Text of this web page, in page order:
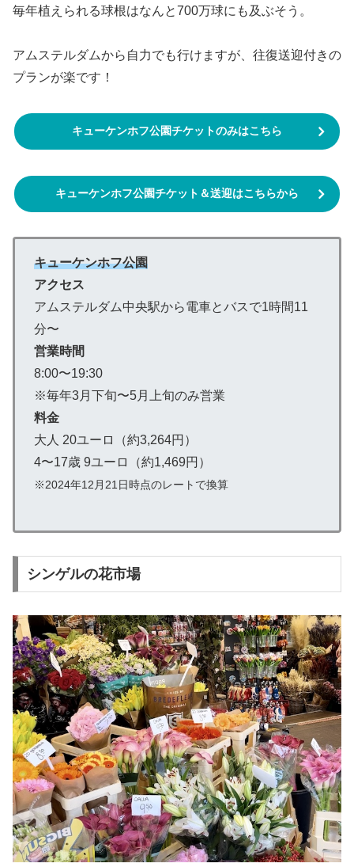
毎年植えられる球根はなんと700万球にも及ぶそう。
アムステルダムから自力でも行けますが、往復送迎付きの
プランが楽です！
キューケンホフ公園チケットのみはこちら
キューケンホフ公園チケット＆送迎はこちらから
キューケンホフ公園
アクセス
アムステルダム中央駅から電車とバスで1時間11
分〜
営業時間
8:00〜19:30
※毎年3月下旬〜5月上旬のみ営業
料金
大人 20ユーロ（約3,264円）
4〜17歳 9ユーロ（約1,469円）
※2024年12月21日時点のレートで換算
シンゲルの花市場